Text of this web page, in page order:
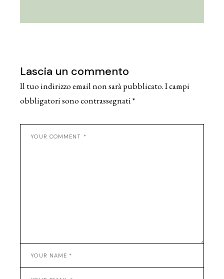
Lascia un commento
Il tuo indirizzo email non sarà pubblicato.I campi
obbligatori sono contrassegnati*